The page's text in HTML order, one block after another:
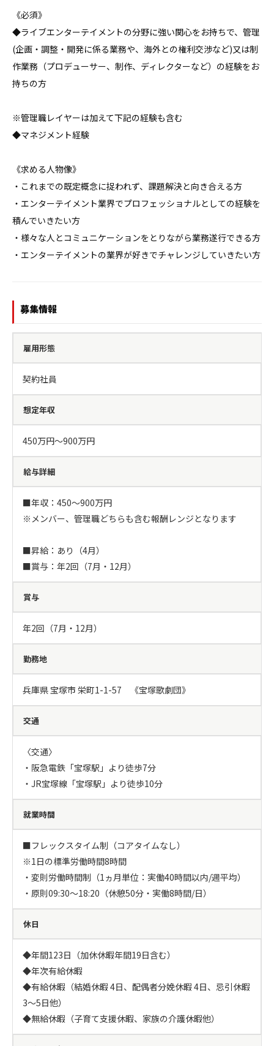
《必須》
◆ライブエンターテイメントの分野に強い関心をお持ちで、管理
(企画・調整・開発に係る業務や、海外との権利交渉など)又は制
作業務（プロデューサー、制作、ディレクターなど）の経験をお
持ちの方
※管理職レイヤーは加えて下記の経験も含む
◆マネジメント経験
《求める人物像》
・これまでの既定概念に捉われず、課題解決と向き合える方
・エンターテイメント業界でプロフェッショナルとしての経験を
積んでいきたい方
・様々な人とコミュニケーションをとりながら業務遂行できる方
・エンターテイメントの業界が好きでチャレンジしていきたい方
募集情報
雇用形態
契約社員
想定年収
450万円〜900万円
給与詳細
■年収：450～900万円
※メンバー、管理職どちらも含む報酬レンジとなります
■昇給：あり（4月）
■賞与：年2回（7月・12月）
賞与
年2回（7月・12月）
勤務地
兵庫県 宝塚市 栄町1-1-57　《宝塚歌劇団》
交通
〈交通〉
・阪急電鉄「宝塚駅」より徒歩7分
・JR宝塚線「宝塚駅」より徒歩10分
就業時間
■フレックスタイム制（コアタイムなし）
※1日の標準労働時間8時間
・変則労働時間制（1ヵ月単位：実働40時間以内/週平均）
・原則09:30～18:20（休憩50分・実働8時間/日）
休日
◆年間123日（加休休暇年間19日含む）
◆年次有給休暇
◆有給休暇（結婚休暇 4日、配偶者分娩休暇 4日、忌引休暇
3～5日他）
◆無給休暇（子育て支援休暇、家族の介護休暇他）